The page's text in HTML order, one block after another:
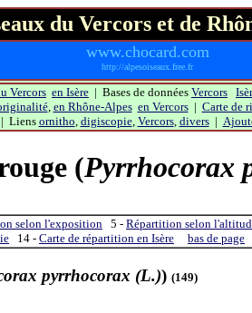
du Vercors et de
www.chocard.com
http://alpesoiseaux.free.fr
Vercors en Isère | Bases de données Vercors
, en Rhône-Alpes en Vercors| Carte de
Liens ornitho, digiscopie, Vercors, divers|
(Pyrrhocorax
selon l'exposition 5 - Répartition selon
14 - Carte de répartition en Isère bas de page
pyrrhocorax (L.)) (149)